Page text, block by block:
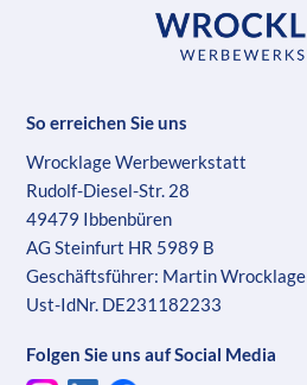
So erreichen Sie uns
Wrocklage Werbewerkstatt
Rudolf-Diesel-Str. 28
49479 Ibbenbüren
AG Steinfurt HR 5989 B
Geschäftsführer: Martin Wrocklage
Ust-IdNr. DE231182233
Folgen Sie uns auf Social Media